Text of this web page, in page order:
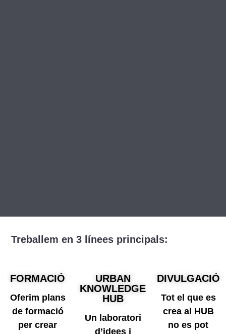
Treballem en 3 línees principals:
FORMACIÓ
Oferim plans
de formació
per crear
URBAN
KNOWLEDGE
HUB
Un laboratori
d’idees i
DIVULGACIÓ
Tot el que es
crea al HUB
no es pot